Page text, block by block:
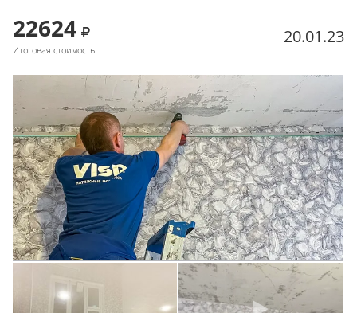
22624
Итоговая стоимость
20.01.23